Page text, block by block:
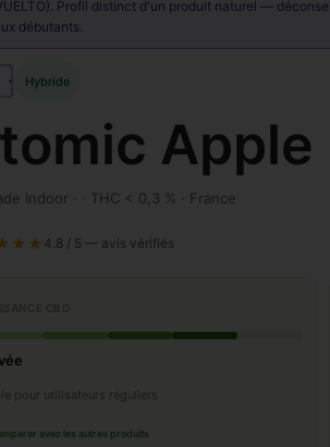
Profil distinct d'un produit naturel —
débutants.
Hybride
Apple
Indoor · · THC < 0,3 % · France
4.8 / 5 — avis vérifiés
pour utilisateurs réguliers
avec les autres produits